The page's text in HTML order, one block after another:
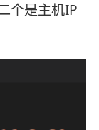
个是主机IP